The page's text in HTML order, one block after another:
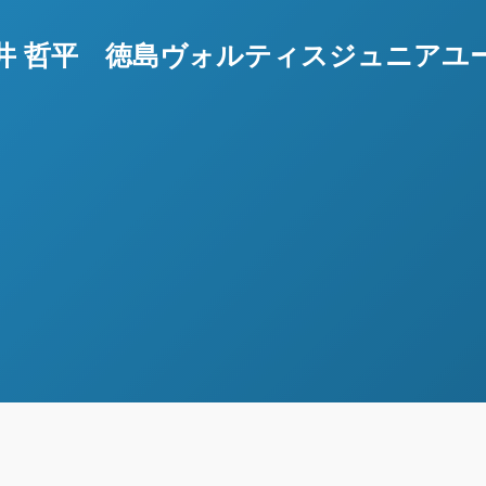
哲平 徳島ヴォルティスジュニアユ